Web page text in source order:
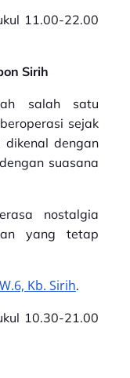
11.00-22.00
Sirih
salah satu
sejak
dengan
suasana
nostalgia
yang tetap
Kb. Sirih.
10.30-21.00